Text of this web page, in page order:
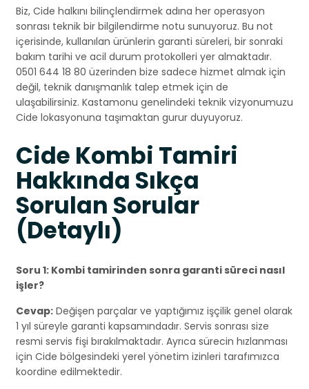
Biz, Cide halkını bilinçlendirmek adına her operasyon
sonrası teknik bir bilgilendirme notu sunuyoruz. Bu not
içerisinde, kullanılan ürünlerin garanti süreleri, bir sonraki
bakım tarihi ve acil durum protokolleri yer almaktadır.
0501 644 18 80 üzerinden bize sadece hizmet almak için
değil, teknik danışmanlık talep etmek için de
ulaşabilirsiniz. Kastamonu genelindeki teknik vizyonumuzu
Cide lokasyonuna taşımaktan gurur duyuyoruz.
Cide Kombi Tamiri
Hakkında Sıkça
Sorulan Sorular
(Detaylı)
Soru 1: Kombi tamirinden sonra garanti süreci nasıl
işler?
Cevap: Değişen parçalar ve yaptığımız işçilik genel olarak
1 yıl süreyle garanti kapsamındadır. Servis sonrası size
resmi servis fişi bırakılmaktadır. Ayrıca sürecin hızlanması
için Cide bölgesindeki yerel yönetim izinleri tarafımızca
koordine edilmektedir.